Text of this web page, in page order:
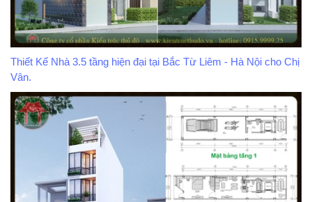
Thiết Kế Nhà 3.5 tầng hiện đại tại Bắc Từ Liêm - Hà Nội cho Chị
Vân.